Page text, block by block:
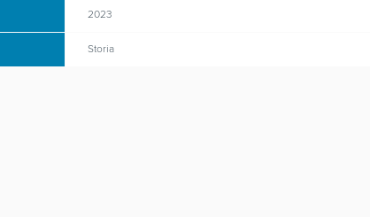
2023
Storia